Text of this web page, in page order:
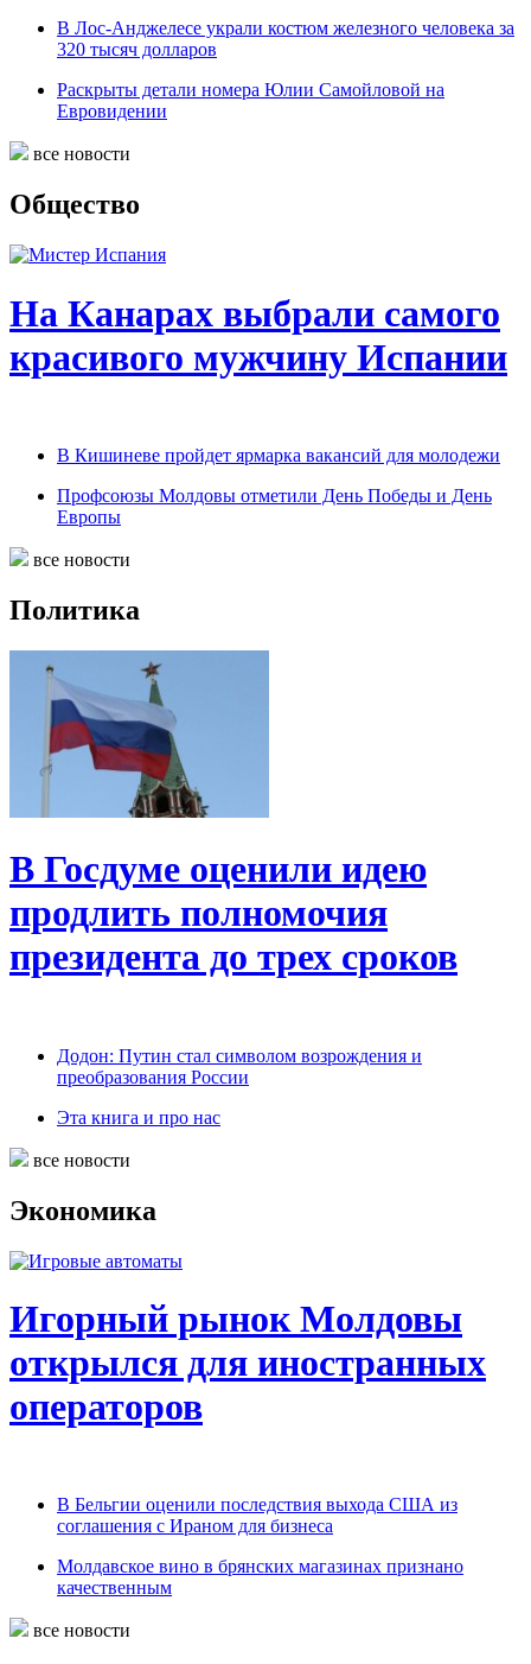
В Лос-Анджелесе украли костюм железного человека за
320 тысяч долларов
Раскрыты детали номера Юлии Самойловой на
Евровидении
все новости
Общество
На Канарах выбрали самого
красивого мужчину Испании
В Кишиневе пройдет ярмарка вакансий для молодежи
Профсоюзы Молдовы отметили День Победы и День
Европы
все новости
Политика
В Госдуме оценили идею
продлить полномочия
президента до трех сроков
Додон: Путин стал символом возрождения и
преобразования России
Эта книга и про нас
все новости
Экономика
Игорный рынок Молдовы
открылся для иностранных
операторов
В Бельгии оценили последствия выхода США из
соглашения с Ираном для бизнеса
Молдавское вино в брянских магазинах признано
качественным
все новости